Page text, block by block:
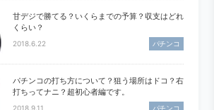
甘デジで勝てる？いくらまでの予算？収支はどれ
くらい？
2018.6.22 パチンコ
パチンコの打ち方について？狙う場所はドコ？右
打ちってナニ？超初心者編です。
2018.9.11 パチンコ